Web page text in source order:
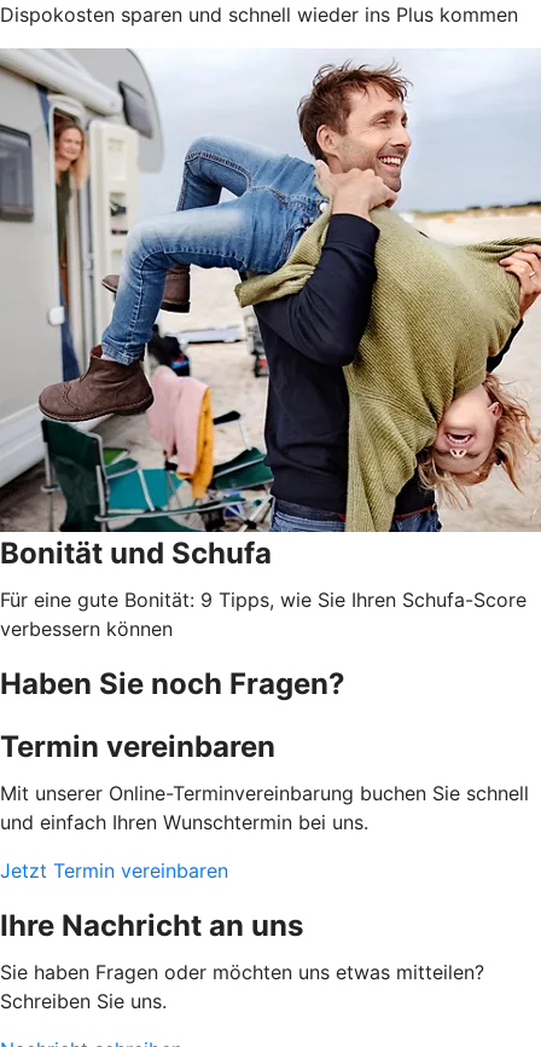
Dispokosten sparen und schnell wieder ins Plus kommen
Bonität und Schufa
Für eine gute Bonität: 9 Tipps, wie Sie Ihren Schufa-Score
verbessern können
Haben Sie noch Fragen?
Termin vereinbaren
Mit unserer Online-Terminvereinbarung buchen Sie schnell
und einfach Ihren Wunschtermin bei uns.
Jetzt Termin vereinbaren
Ihre Nachricht an uns
Sie haben Fragen oder möchten uns etwas mitteilen?
Schreiben Sie uns.